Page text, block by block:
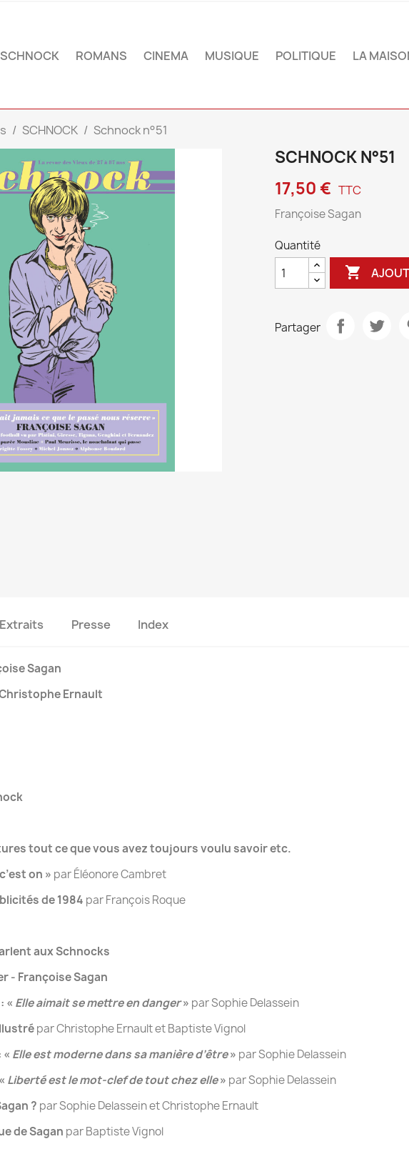
SCHNOCK ROMANS CINEMA MUSIQUE POLITIQUE LA
SCHNOCK Schnock n°51
SCHNOCK N°51
17,50 € TTC
Françoise Sagan
Quantité

Partager
Extraits Presse Index
Sagan
Ernault
tout ce que vous avez toujours voulu savoir etc.
on » par Éléonore Cambret
de 1984 par François Roque
aux Schnocks
- Françoise Sagan
« Elle aimait se mettre en danger» par Sophie Delassein
par Christophe Ernault et Baptiste Vignol
« Elle est moderne dans sa manière d’être» par Sophie Delassein
Liberté est le mot-clef de tout chez elle» par Sophie Delassein
? par Sophie Delassein et Christophe Ernault
de Sagan par Baptiste Vignol